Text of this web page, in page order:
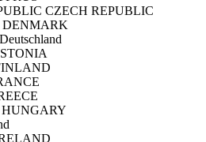
CZECH REPUBLIC
DENMARK
Deutschland
HUNGARY